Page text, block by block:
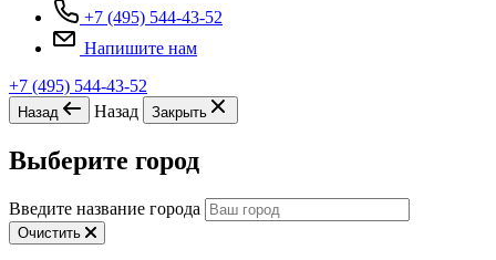
+7 (495) 544-43-52
Напишите нам
+7 (495) 544-43-52
Назад Назад Закрыть
Выберите город
Введите название города
Очистить